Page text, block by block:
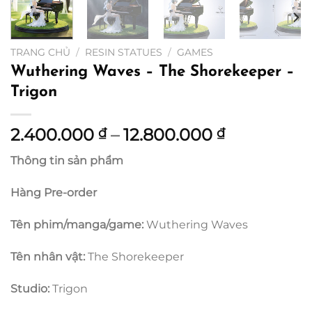
TRANG CHỦ / RESIN STATUES / GAMES
Wuthering Waves – The Shorekeeper –
Trigon
2.400.000 ₫ – 12.800.000 ₫Khoảng
Thông tin sản phẩm
Hàng Pre-order
Tên phim/manga/game: Wuthering Waves
Tên nhân vật: The Shorekeeper
Studio: Trigon